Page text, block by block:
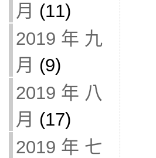
月 (11)
2019 年 九
月 (9)
2019 年 八
月 (17)
2019 年 七